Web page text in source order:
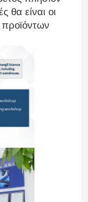
θα είναι οι